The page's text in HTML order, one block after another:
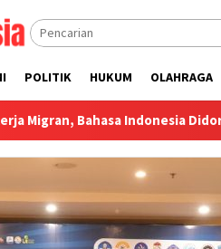
POLITIK HUKUM OLAHRAGA
Didorong Menjangkau